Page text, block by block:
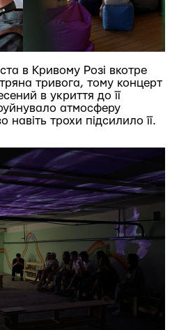
в Кривому Розі вкотре
тривога, тому концерт
в укриття до її
атмосферу
трохи підсилило її.